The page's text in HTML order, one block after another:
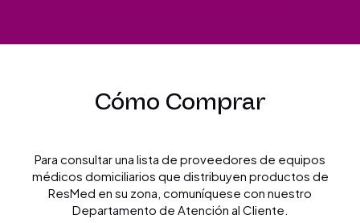
Cómo Comprar
Para consultar una lista de proveedores de equipos
médicos domiciliarios que distribuyen productos de
ResMed en su zona, comuníquese con nuestro
Departamento de Atención al Cliente.